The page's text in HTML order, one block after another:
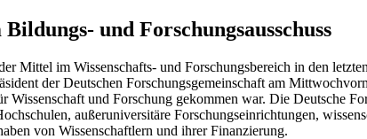
und Forschungsausschuss
im Wissenschafts- und Forschungsbereich in den
der Deutschen Forschungsgemeinschaft am
und Forschung gekommen war. Die Deutsche
außeruniversitäre Forschungseinrichtungen,
von Wissenschaftlern und ihrer Finanzierung.